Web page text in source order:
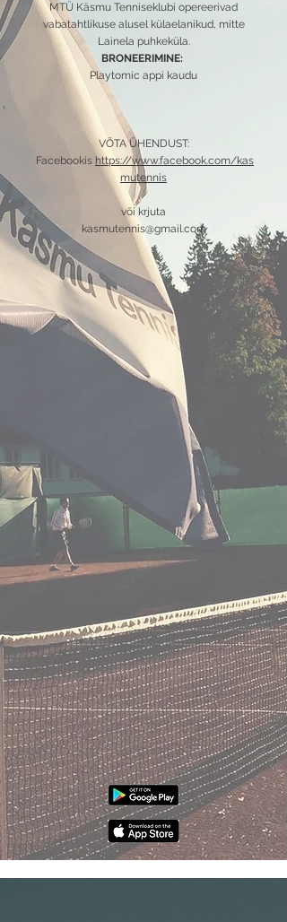
MTÜ Käsmu Tenniseklubi opereerivad
vabatahtlikuse alusel külaelanikud, mitte
Lainela puhkeküla.
BRONEERIMINE:
Playtomic appi kaudu
VÕTA ÜHENDUST:
Facebookis https://www.facebook.com/kas
mutennis
või krjuta
kasmutennis@gmail.com